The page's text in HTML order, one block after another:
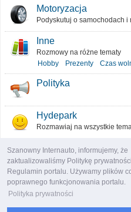
Szanowny Internauto, informujemy, że
zaktualizowaliśmy Politykę
Regulamin portalu. Używamy plików
poprawnego funkcjonowania portalu.
Polityka prywatności
Motoryzacja
Podyskutuj o samochodach i
Inne
Rozmowy na różne tematy
Hobby
Prezenty Czas
Polityka
Hydepark
Rozmawiaj na wszystkie
O portalu
Podziel się pomysłami, które
Najczęściej komentowane (7 dni)